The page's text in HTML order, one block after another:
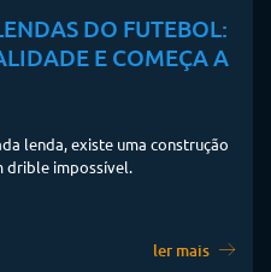
DO FUTEBOL:
E COMEÇA A
lenda, existe uma construção
drible impossível.
ler mais